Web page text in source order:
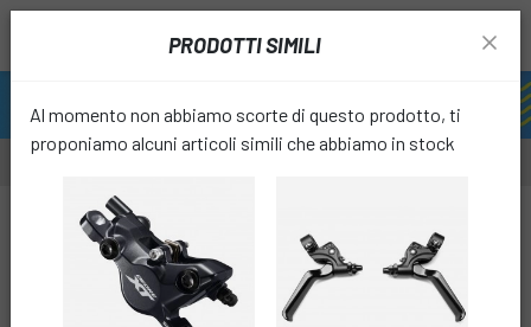
PRODOTTI SIMILI
Al momento non abbiamo scorte di questo prodotto, ti
proponiamo alcuni articoli simili che abbiamo in stock